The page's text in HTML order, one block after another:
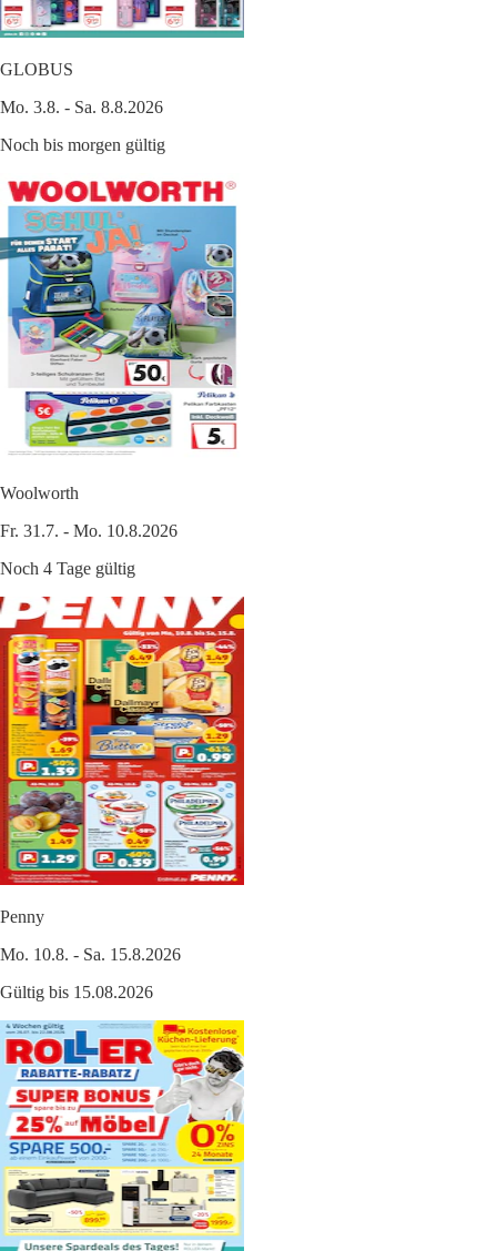
GLOBUS
Mo. 3.8. - Sa. 8.8.2026
Noch bis morgen gültig
Woolworth
Fr. 31.7. - Mo. 10.8.2026
Noch 4 Tage gültig
Penny
Mo. 10.8. - Sa. 15.8.2026
Gültig bis 15.08.2026